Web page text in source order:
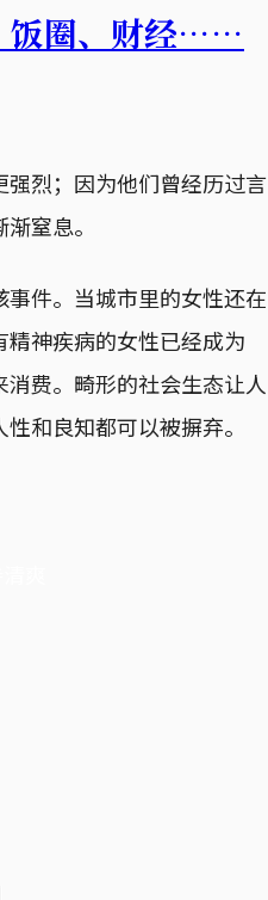
饭圈、财经⋯⋯
烈；因为他们曾经历过言
窒息。
件。当城市里的女性还在
神疾病的女性已经成为
费。畸形的社会生态让人
和良知都可以被摒弃。